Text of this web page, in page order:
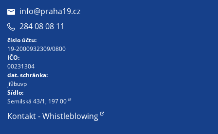
info@praha19.cz
284 08 08 11
číslo účtu:
19-2000932309/0800
IČO:
00231304
dat. schránka:
ji9buvp
Sídlo:
Semilská 43/1, 197 00
Kontakt - Whistleblowing